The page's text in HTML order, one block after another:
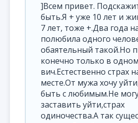
]Всем привет.
быть.Я + уже 10 лет и
7 лет, тоже +.Два года
полюбила одного
обаятельный такой.Но
конечно только в
вич.Естественно страх
месте.От мужа хочу
быть с любимым.Не могу
заставить уйти,страх
одиночества.А так